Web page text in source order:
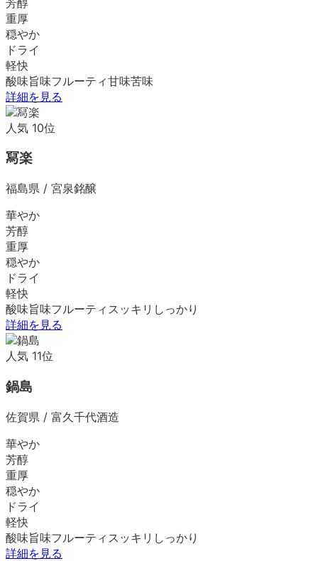
重厚
穏やか
ドライ
軽快
酸味旨味フルーティ甘味苦味
詳細を見る
人気 10位
冩楽
福島県 / 宮泉銘醸
華やか
芳醇
重厚
穏やか
ドライ
軽快
酸味旨味フルーティ スッキリ しっかり
詳細を見る
人気 11位
鍋島
佐賀県 / 富久千代酒造
華やか
芳醇
重厚
穏やか
ドライ
軽快
酸味旨味フルーティ スッキリ しっかり
詳細を見る